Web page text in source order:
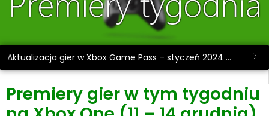
Aktualizacja gier w Xbox Game Pass – styczeń 2024 #2
Premiery gier w tym tygodniu